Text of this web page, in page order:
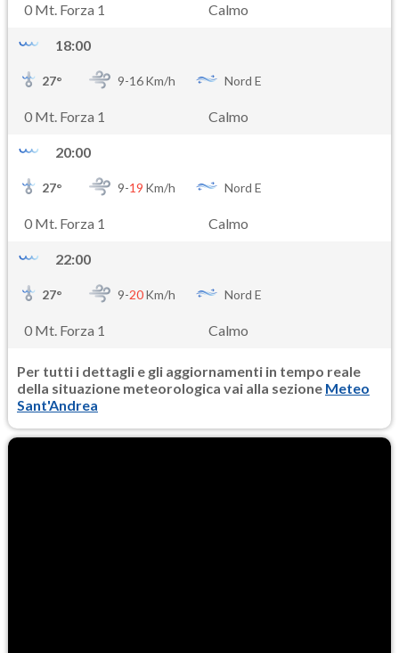
0 Mt. Forza 1 Calmo
18:00
27° 9-16Km/h Nord E
0 Mt. Forza 1 Calmo
20:00
27° 9-19 Km/h Nord E
0 Mt. Forza 1 Calmo
22:00
27° 9-20Km/h Nord E
0 Mt. Forza 1 Calmo
Per tutti i dettagli e gli aggiornamenti in tempo reale
della situazione meteorologica vai alla sezione Meteo
Sant'Andrea